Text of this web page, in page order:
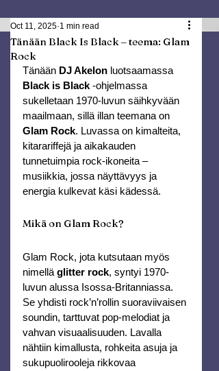
Tänään Black Is Black ‒ teema: Glam
Rock
Oct 11, 2025 1 min read
Tänään DJ Akelon luotsaamassa
Black is Black -ohjelmassa
sukelletaan 1970-luvun säihkyvään
maailmaan, sillä illan teemana on
Glam Rock. Luvassa on kimalteita,
kitarariffejä ja aikakauden
tunnetuimpia rock-ikoneita –
musiikkia, jossa näyttävyys ja
energia kulkevat käsi kädessä.
Mikä on Glam Rock?
Glam Rock, jota kutsutaan myös
nimellä glitter rock, syntyi 1970-
luvun alussa Isossa-Britanniassa.
Se yhdisti rock’n’rollin suoraviivaisen
soundin, tarttuvat pop-melodiat ja
vahvan visuaalisuuden. Lavalla
nähtiin kimallusta, rohkeita asuja ja
sukupuolirooleja rikkovaa